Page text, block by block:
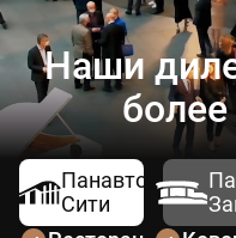
Наши
Панавто
Сити